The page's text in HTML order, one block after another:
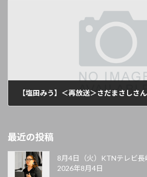
【塩田みう】＜再放送＞さだまさしさ
最近の投稿
8月4日（火）KTNテレビ長
2026年8月4日